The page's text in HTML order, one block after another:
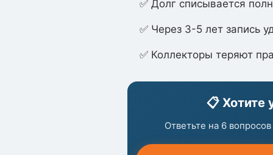
✅ Долг списывается
✅ Через 3-5 лет запись
✅ Коллекторы теряют
📋 Хотите
Ответьте на 6